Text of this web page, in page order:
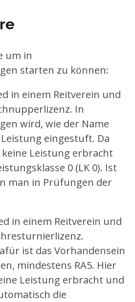
um in
starten zu können:
in einem Reitverein und
In
wird, wie der Name
eingestuft. Da
Leistung erbracht
0 (LK 0). Ist
man in Prüfungen der
in einem Reitverein und
ist das Vorhandensein
mindestens RA5. Hier
Leistung erbracht und
die